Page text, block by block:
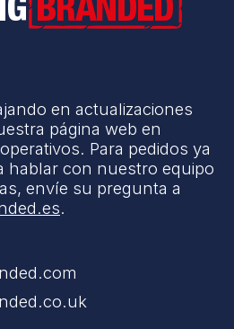
en actualizaciones
página web en
Para pedidos ya
hablar con nuestro equipo
envíe su pregunta a
.